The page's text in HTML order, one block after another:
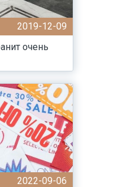
2019-12-09
очень
2022-09-06